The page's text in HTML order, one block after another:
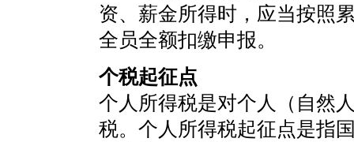
资、薪金所得时，应当按照
全员全额扣缴申报。
个税起征点
个人所得税是对个人（自然
税。个人所得税起征点是指